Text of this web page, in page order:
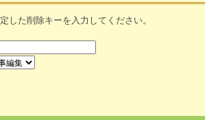
した削除キーを入力してください。